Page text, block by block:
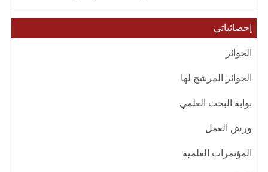
إحصائياتي
الجوائز
الجوائز المرشح لها
بوابة البحث العلمي
ورش العمل
المؤتمرات العلمية